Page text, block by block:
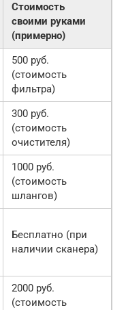
Стоимость
своими руками
(примерно)
500 руб.
(стоимость
фильтра)
300 руб.
(стоимость
очистителя)
1000 руб.
(стоимость
шлангов)
Бесплатно (при
наличии сканера)
2000 руб.
(стоимость